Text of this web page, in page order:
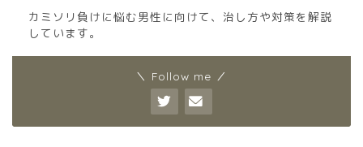
カミソリ負けに悩む男性に向けて、治し方や対策を解説
しています。
＼ Follow me ／